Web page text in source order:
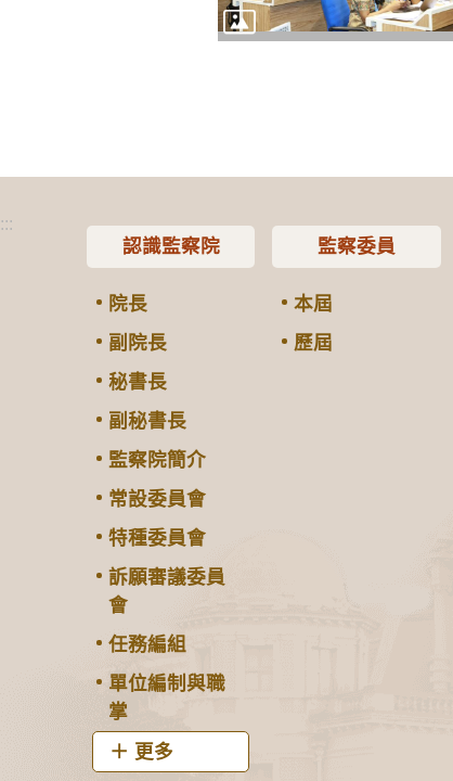
:::
認識監察院
院長
副院長
秘書長
副秘書長
監察院簡介
常設委員會
特種委員會
訴願審議委員
會
任務編組
單位編制與職
掌
更多
監察委員
本屆
歷屆